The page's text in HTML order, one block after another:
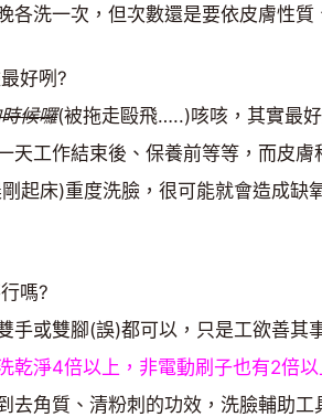
各洗一次，但次數還是要依皮膚性質
好咧?
候囉(被拖走毆飛…..)咳咳，其實最
天工作結束後、保養前等等，而皮
起床)重度洗臉，很可能就會造成缺
嗎?
手或雙腳(誤)都可以，只是工欲善其
乾淨4倍以上，非電動刷子也有2倍
去角質、清粉刺的功效，洗臉輔助